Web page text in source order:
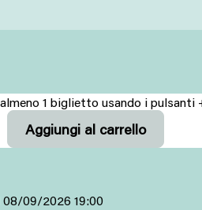
1 biglietto usando i pulsanti
09/2026 19:00